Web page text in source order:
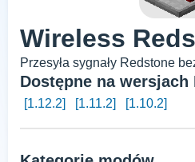
Wireless
Przesyła sygnały Redstone
Dostępne na wersjach
[1.12.2] [1.11.2] [1.10.2]